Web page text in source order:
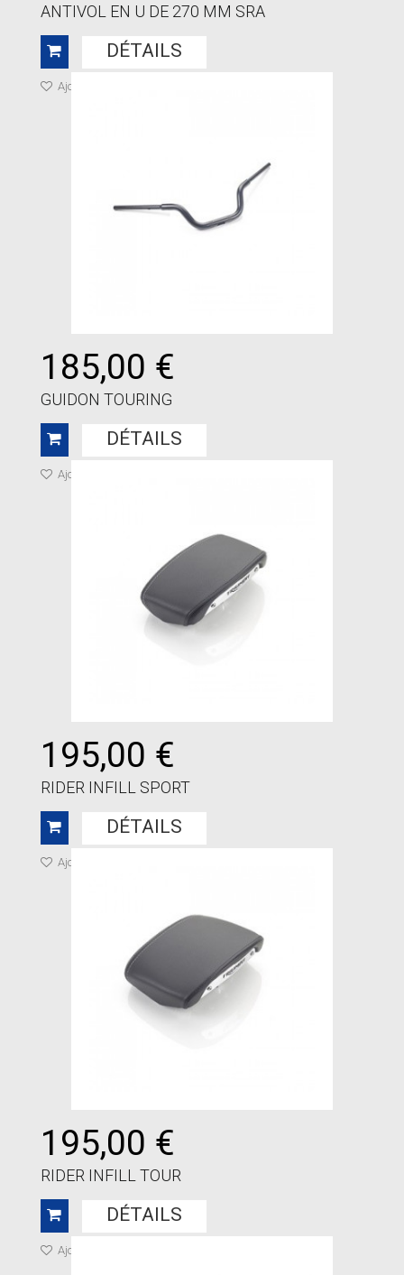
ANTIVOL EN U DE 270 MM SRA
DÉTAILS
Ajouter à ma liste de cadeaux
185,00 €
GUIDON TOURING
DÉTAILS
Ajouter à ma liste de cadeaux
195,00 €
RIDER INFILL SPORT
DÉTAILS
Ajouter à ma liste de cadeaux
195,00 €
RIDER INFILL TOUR
DÉTAILS
Ajouter à ma liste de cadeaux